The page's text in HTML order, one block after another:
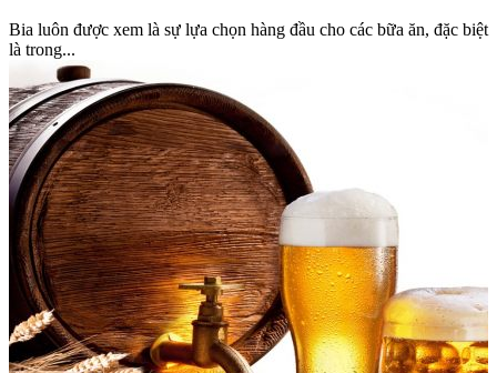
Bia luôn được xem là sự lựa chọn hàng đầu cho các bữa ăn, đặc biệt
là trong...